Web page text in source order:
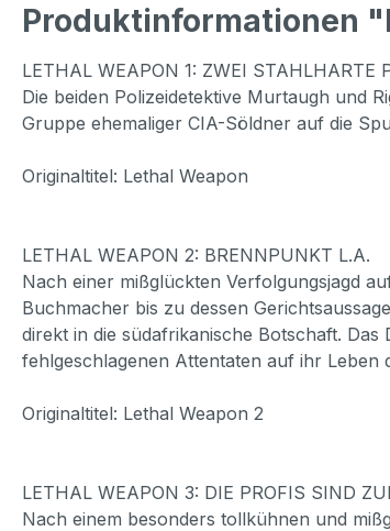
Produktinformationen
LETHAL WEAPON 1: ZWEI STAHLHARTE
Die beiden Polizeidetektive Murtaugh und
Gruppe ehemaliger CIA-Söldner auf die
Originaltitel: Lethal Weapon
LETHAL WEAPON 2: BRENNPUNKT L.A.
Nach einer mißglückten Verfolgungsjagd
Buchmacher bis zu dessen
direkt in die südafrikanische Botschaft.
fehlgeschlagenen Attentaten auf ihr Leben
Originaltitel: Lethal Weapon 2
LETHAL WEAPON 3: DIE PROFIS SIND
Nach einem besonders tollkühnen und